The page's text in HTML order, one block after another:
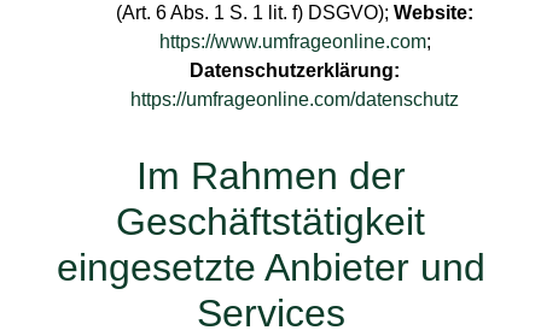
(Art. 6 Abs. 1 S. 1 lit. f) DSGVO); Website:
https://www.umfrageonline.com;
Datenschutzerklärung:
https://umfrageonline.com/datenschutz
Im Rahmen der
Geschäftstätigkeit
eingesetzte Anbieter und
Services